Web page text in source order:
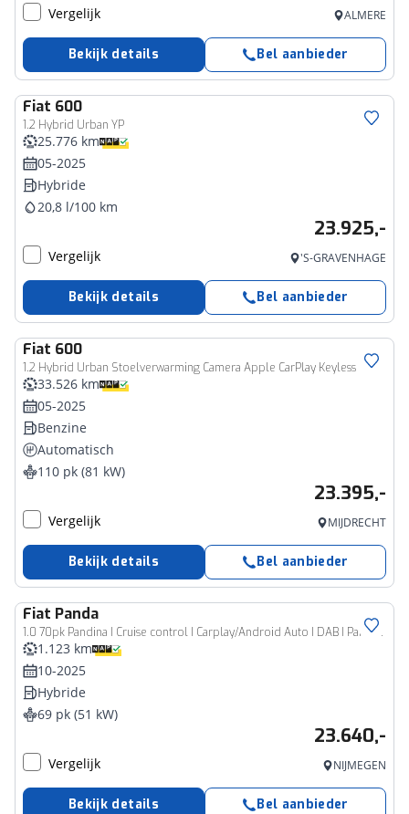
Vergelijk ALMERE
Bekijk details Bel aanbieder
Fiat 600
1.2 Hybrid Urban YP
25.776 km
05-2025
Hybride
20,8 l/100 km
23.925,-
Vergelijk 'S-GRAVENHAGE
Bekijk details Bel aanbieder
Fiat 600
1.2 Hybrid Urban Stoelverwarming Camera Apple CarPlay Keyless
33.526 km
05-2025
Benzine
Automatisch
110 pk (81 kW)
23.395,-
Vergelijk MIJDRECHT
Bekijk details Bel aanbieder
Fiat Panda
1.0 70pk Pandina I Cruise control I Carplay/Android Auto I DAB I Parkeersensoren Achter
1.123 km
10-2025
Hybride
69 pk (51 kW)
23.640,-
Vergelijk NIJMEGEN
Bekijk details Bel aanbieder